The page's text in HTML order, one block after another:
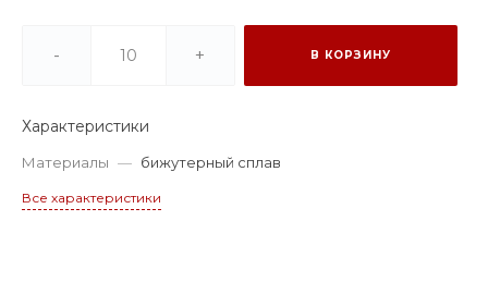
- + В КОРЗИНУ
Характеристики
Материалы — бижутерный сплав
Все характеристики